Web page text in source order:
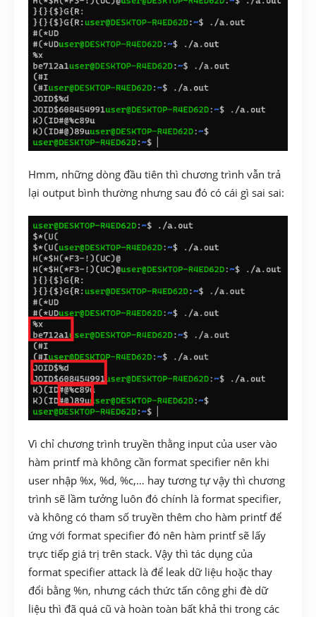
Hmm, những dòng đầu tiên thì chương trình vẫn trả
lại output bình thường nhưng sau đó có cái gì sai sai:
Vì chỉ chương trình truyền thằng input của user vào
hàm printf mà không cần format specifier nên khi
user nhập %x, %d, %c,… hay tương tự vậy thì chương
trình sẽ lầm tưởng luôn đó chính là format specifier,
và không có tham số truyền thêm cho hàm printf để
ứng với format specifier đó nên hàm printf sẽ lấy
trực tiếp giá trị trên stack. Vậy thì tác dụng của
format specifier attack là để leak dữ liệu hoặc thay
đổi bằng %n, nhưng cách thức tấn công ghi đè dữ
liệu thì đã quá cũ và hoàn toàn bất khả thi trong các